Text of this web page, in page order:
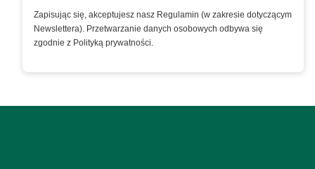
Zapisując się, akceptujesz nasz Regulamin (w zakresie dotyczącym
Newslettera). Przetwarzanie danych osobowych odbywa się
zgodnie z Polityką prywatności.